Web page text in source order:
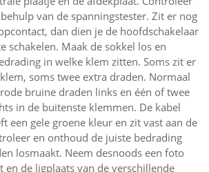
van de spanningstester. Zit er nog
dan dien je de hoofdschakelaar
schakelen. Maak de sokkel los en
in welke klem zitten. Soms zit er
soms twee extra draden. Normaal
bruine draden links en één of twee
in de buitenste klemmen. De kabel
een gele groene kleur en zit vast aan de
en onthoud de juiste bedrading
losmaakt. Neem desnoods een foto
en de ligplaats van de verschillende